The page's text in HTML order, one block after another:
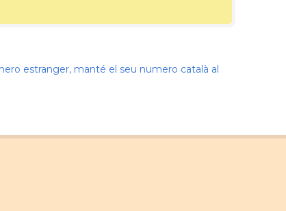
estranger, manté el seu numero català al